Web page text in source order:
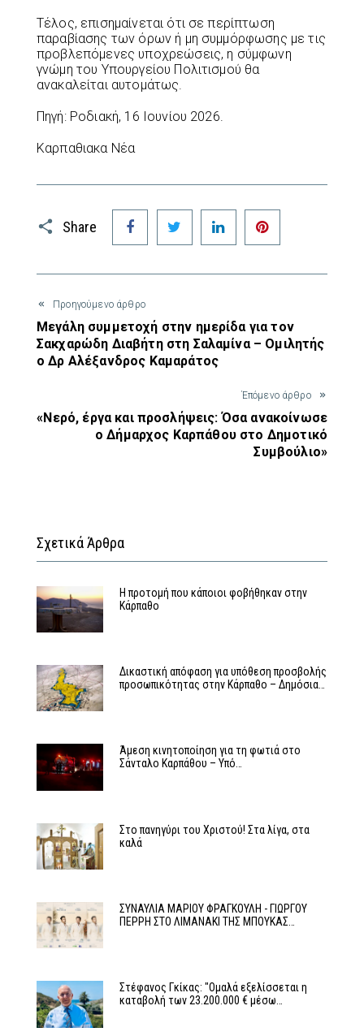
Τέλος, επισημαίνεται ότι σε περίπτωση
παραβίασης των όρων ή μη συμμόρφωσης με τις
προβλεπόμενες υποχρεώσεις, η σύμφωνη
γνώμη του Υπουργείου Πολιτισμού θα
ανακαλείται αυτομάτως.
Πηγή: Ροδιακή, 16 Ιουνίου 2026.
Καρπαθιακα Νέα
Share
Facebook Twitter LinkedIn
Προηγούμενο άρθρο
Μεγάλη συμμετοχή στην ημερίδα για τον
Σακχαρώδη Διαβήτη στη Σαλαμίνα – Ομιλητής
ο Δρ Αλέξανδρος Καμαράτος
Έπόμενο άρθρο
«Νερό, έργα και προσλήψεις: Όσα ανακοίνωσε
ο Δήμαρχος Καρπάθου στο Δημοτικό
Συμβούλιο»
Σχετικά Άρθρα
Η προτομή που κάποιοι φοβήθηκαν στην
Κάρπαθο
Δικαστική απόφαση για υπόθεση προσβολής
προσωπικότητας στην Κάρπαθο – Δημόσια…
Άμεση κινητοποίηση για τη φωτιά στο
Σάνταλο Καρπάθου – Υπό…
Στο πανηγύρι του Χριστού! Στα λίγα, στα
καλά
ΣΥΝΑΥΛΙΑ ΜΑΡΙΟΥ ΦΡΑΓΚΟΥΛΗ - ΓΙΩΡΓΟΥ
ΠΕΡΡΗ ΣΤΟ ΛΙΜΑΝΑΚΙ ΤΗΣ ΜΠΟΥΚΑΣ…
Στέφανος Γκίκας: "Ομαλά εξελίσσεται η
καταβολή των 23.200.000 € μέσω…